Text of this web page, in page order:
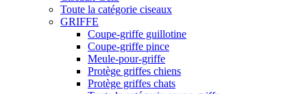
Toute la catégorie ciseaux
GRIFFE
Coupe-griffe guillotine
Coupe-griffe pince
Meule-pour-griffe
Protège griffes chiens
Protège griffes chats